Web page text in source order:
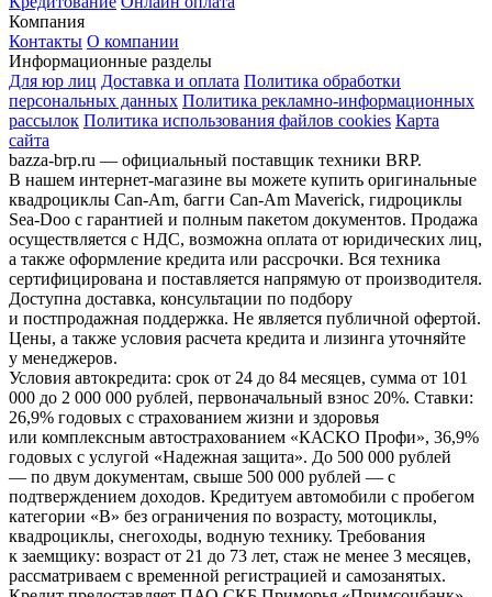
Компания
Контакты О компании
Информационные разделы
Для юр лиц Доставка и оплата Политика обработки
персональных данных Политика рекламно-информационных
рассылок Политика использования файлов cookies Карта
сайта
bazza-brp.ru — официальный поставщик техники BRP.
В нашем интернет-магазине вы можете купить оригинальные
квадроциклы Can-Am, багги Can-Am Maverick, гидроциклы
Sea-Doo с гарантией и полным пакетом документов. Продажа
осуществляется с НДС, возможна оплата от юридических лиц,
а также оформление кредита или рассрочки. Вся техника
сертифицирована и поставляется напрямую от производителя.
Доступна доставка, консультации по подбору
и постпродажная поддержка. Не является публичной офертой.
Цены, а также условия расчета кредита и лизинга уточняйте
у менеджеров.
Условия автокредита: срок от 24 до 84 месяцев, сумма от 101
000 до 2 000 000 рублей, первоначальный взнос 20%. Ставки:
26,9% годовых с страхованием жизни и здоровья
или комплексным автострахованием «КАСКО Профи», 36,9%
годовых с услугой «Надежная защита». До 500 000 рублей
— по двум документам, свыше 500 000 рублей — с
подтверждением доходов. Кредитуем автомобили с пробегом
категории «B» без ограничения по возрасту, мотоциклы,
квадроциклы, снегоходы, водную технику. Требования
к заемщику: возраст от 21 до 73 лет, стаж не менее 3 месяцев,
рассматриваем с временной регистрацией и самозанятых.